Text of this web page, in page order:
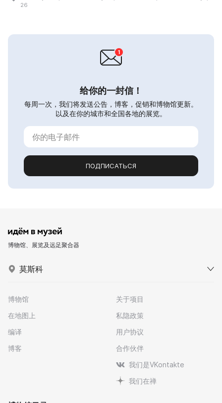
26
给你的一封信！
每周一次，我们将发送公告，博客，促销和博物馆更新。
以及在你的城市和全国各地的展览。
ПОДПИСАТЬСЯ
博物馆、展览及远足聚合器
莫斯科
博物馆
在地图上
编译
博客
关于项目
私隐政策
用户协议
合作伙伴
我们是VKontakte
我们在禅